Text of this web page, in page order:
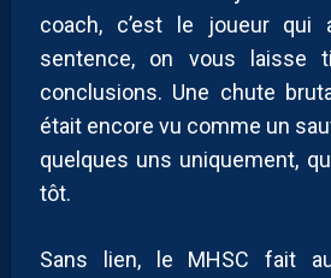
coach, c’est le joueur qui
sentence, on vous laisse
conclusions. Une chute
était encore vu comme un
quelques uns uniquement,
tôt.
Sans lien, le MHSC fait